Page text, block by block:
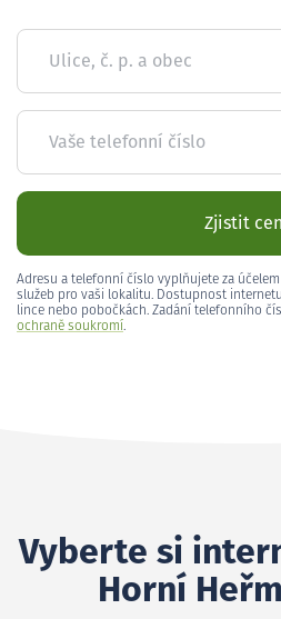
Ulice, č. p. a obec
Vaše telefonní číslo
Zjistit
Adresu a telefonní číslo vyplňujete za
služeb pro vaši lokalitu. Dostupnost
lince nebo pobočkách. Zadání telefonního
ochraně soukromí.
Vyberte si
Horní